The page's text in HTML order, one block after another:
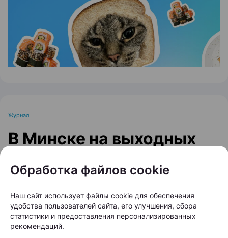
Журнал
В Минске на выходных
фестиваль для
любителей животных
Автор: relax.by, 07.08.2026
Обработка файлов cookie
Наш сайт использует файлы cookie для обеспечения
удобства пользователей сайта, его улучшения, сбора
статистики и предоставления персонализированных
рекомендаций.